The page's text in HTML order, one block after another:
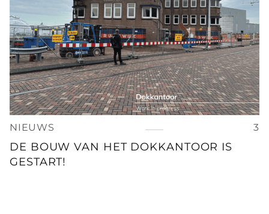
NIEUWS 3
DE BOUW VAN HET DOKKANTOOR IS
GESTART!